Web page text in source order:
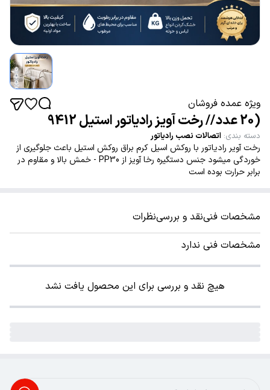
ویژه عمده فروشان
(20 عدد // رخت آویز رادیاتور استیل 9412
دسته بندی: اتصالات نصب رادیاتور
رخت آویر رادیاتور با روکش اسیل کرم براق روکش استیل باعث جلوگیری از
خوردگی میشود جنس دستگیره رخا آویز از PP30 - خمش بالا و مقاوم در
برابر حرارت بوده است
مشخصات فنینقد و بررسینظرات
مشخصات فنی ندارد
هیچ نقد و بررسی برای این محصول یافت نشد